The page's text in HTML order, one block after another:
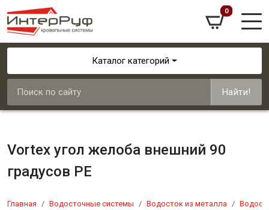
0
Каталог категорий
Найти!
Vortex угол желоба внешний 90
градусов PE
Главная Водосточные системы Водосток из металла